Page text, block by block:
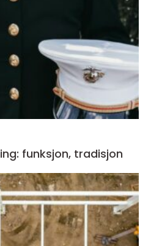
funksjon, tradisjon